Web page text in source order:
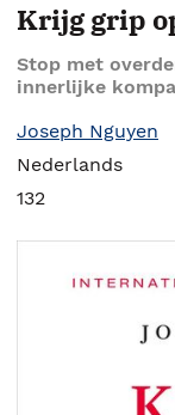
Krijg grip
Stop met
innerlijke
Joseph Nguyen
Nederlands
132